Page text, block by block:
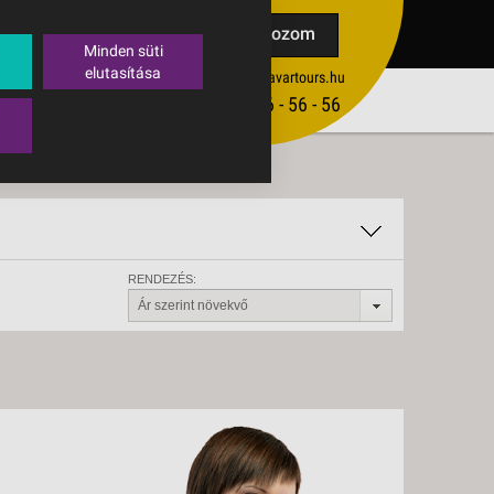
Feliratkozom
ertekesites@budavartours.hu
(+36­ 1) 3 - 56 - 56 - 56
TIPPEK
RENDEZÉS:
Ár szerint növekvő
Minden süti
elutasítása